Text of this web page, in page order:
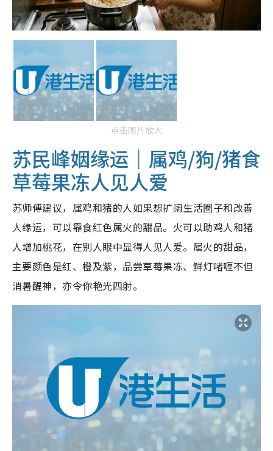
点击图片放大
苏民峰姻缘运｜属鸡/狗/猪食
草莓果冻人见人爱
苏师傅建议，属鸡和猪的人如果想扩阔生活圈子和改善
人缘运，可以靠食红色属火的甜品。火可以助鸡人和猪
人增加桃花，在别人眼中显得人见人爱。属火的甜品，
主要颜色是红、橙及紫，品尝草莓果冻、鲜灯啫喱不但
消暑醒神，亦令你艳光四射。